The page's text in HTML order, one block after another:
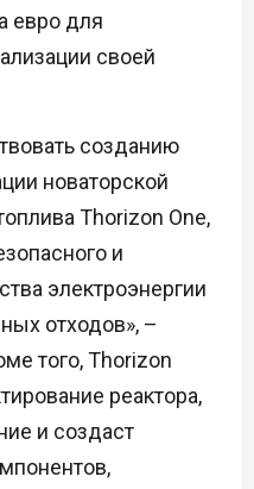
евро для
своей
созданию
новаторской
Thorizon One,
и
электроэнергии
отходов», –
того, Thorizon
реактора,
и создаст